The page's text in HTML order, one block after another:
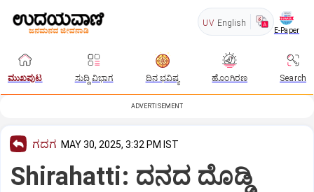
UV English
E-Paper
ಮುಖಪುಟ ಸುದ್ದಿ ವಿಭಾಗ ದಿನ ಭವಿಷ್ಯ ಹೊಂಗಿರಣ Search
ADVERTISEMENT
ಗದಗ MAY 30, 2025, 3:32 PM IST
Shirahatti: ದನದ ದೊಡ್ಡಿ